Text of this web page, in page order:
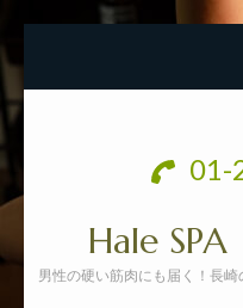
コ
へ
01-
Hale SPA
男性の硬い筋肉にも届く！長